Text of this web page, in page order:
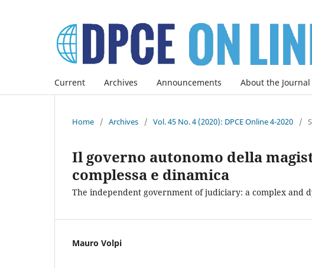
Current Archives Announcements About the Journal
Home / Archives / Vol. 45 No. 4 (2020): DPCE Online 4-2020 /
Il governo autonomo della
complessa e dinamica
The independent government of judiciary: a complex and
Mauro Volpi